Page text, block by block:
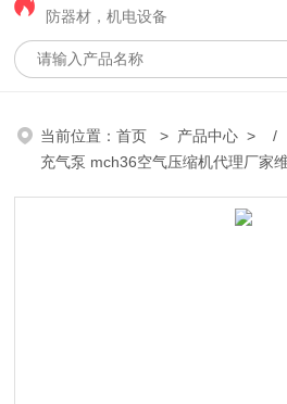
防器材，机电设备
当前位置：首页 > 产品中心 > / /
充气泵 mch36空气压缩机代理厂家